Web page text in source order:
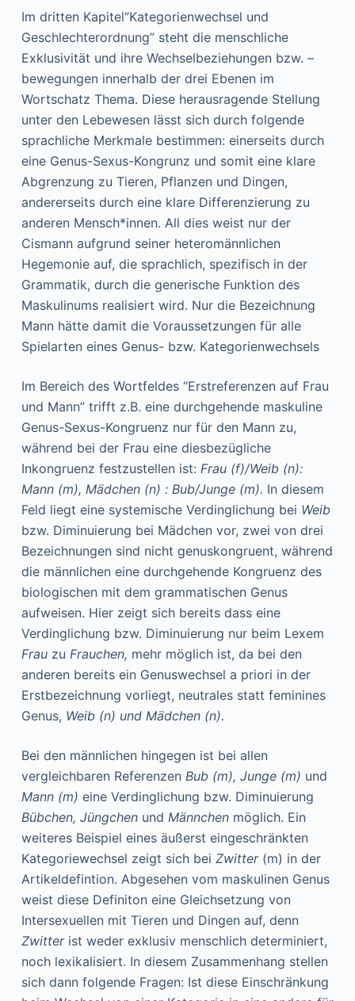
Im dritten Kapitel“Kategorienwechsel und
Geschlechterordnung” steht die menschliche
Exklusivität und ihre Wechselbeziehungen bzw. –
bewegungen innerhalb der drei Ebenen im
Wortschatz Thema. Diese herausragende Stellung
unter den Lebewesen lässt sich durch folgende
sprachliche Merkmale bestimmen: einerseits durch
eine Genus-Sexus-Kongrunz und somit eine klare
Abgrenzung zu Tieren, Pflanzen und Dingen,
andererseits durch eine klare Differenzierung zu
anderen Mensch*innen. All dies weist nur der
Cismann aufgrund seiner heteromännlichen
Hegemonie auf, die sprachlich, spezifisch in der
Grammatik, durch die generische Funktion des
Maskulinums realisiert wird. Nur die Bezeichnung
Mann hätte damit die Voraussetzungen für alle
Spielarten eines Genus- bzw. Kategorienwechsels
Im Bereich des Wortfeldes “Erstreferenzen auf Frau
und Mann” trifft z.B. eine durchgehende maskuline
Genus-Sexus-Kongruenz nur für den Mann zu,
während bei der Frau eine diesbezügliche
Inkongruenz festzustellen ist: Frau (f)/Weib (n):
Mann (m), Mädchen (n) : Bub/Junge (m). In diesem
Feld liegt eine systemische Verdinglichung bei Weib
bzw. Diminuierung bei Mädchen vor, zwei von drei
Bezeichnungen sind nicht genuskongruent, während
die männlichen eine durchgehende Kongruenz des
biologischen mit dem grammatischen Genus
aufweisen. Hier zeigt sich bereits dass eine
Verdinglichung bzw. Diminuierung nur beim Lexem
Frau zu Frauchen, mehr möglich ist, da bei den
anderen bereits ein Genuswechsel a priori in der
Erstbezeichnung vorliegt, neutrales statt feminines
Genus, Weib (n) und Mädchen (n).
Bei den männlichen hingegen ist bei allen
vergleichbaren Referenzen Bub (m), Junge (m) und
Mann (m) eine Verdinglichung bzw. Diminuierung
Bübchen, Jüngchenund Männchenmöglich. Ein
weiteres Beispiel eines äußerst eingeschränkten
Kategoriewechsel zeigt sich bei Zwitter(m) in der
Artikeldefintion. Abgesehen vom maskulinen Genus
weist diese Definiton eine Gleichsetzung von
Intersexuellen mit Tieren und Dingen auf, denn
Zwitterist weder exklusiv menschlich determiniert,
noch lexikalisiert. In diesem Zusammenhang stellen
sich dann folgende Fragen: Ist diese Einschränkung